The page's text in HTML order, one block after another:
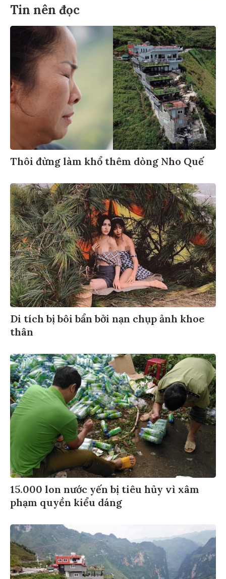
Tin nên đọc
Thôi đừng làm khổ thêm dòng Nho Quế
Di tích bị bôi bẩn bởi nạn chụp ảnh khoe
thân
15.000 lon nước yến bị tiêu hủy vì xâm
phạm quyền kiểu dáng